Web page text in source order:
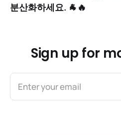
분산화하세요. 🐐🔥
Sign up for
Enter your email